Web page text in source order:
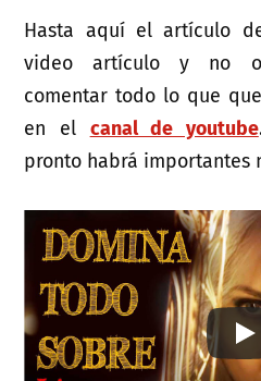
Hasta aquí el artículo
video artículo y no
comentar todo lo que
en el canal de youtube
pronto habrá importantes